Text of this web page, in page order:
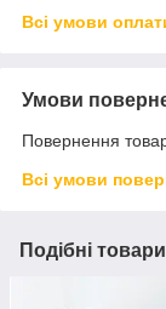
Всі умови
Умови
Повернення
Всі умови
Подібні